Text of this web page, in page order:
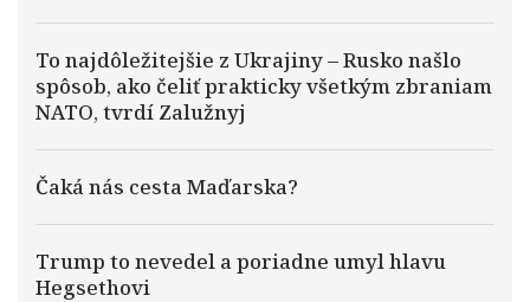
To najdôležitejšie z Ukrajiny – Rusko našlo
spôsob, ako čeliť prakticky všetkým zbraniam
NATO, tvrdí Zalužnyj
Čaká nás cesta Maďarska?
Trump to nevedel a poriadne umyl hlavu
Hegsethovi